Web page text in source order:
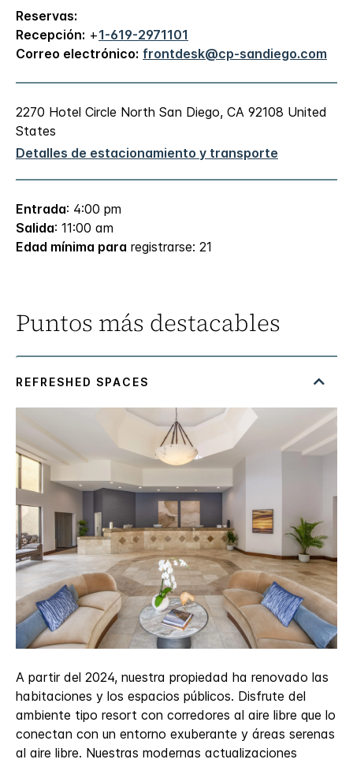
Reservas:
Recepción: +1-619-2971101
Correo electrónico: frontdesk@cp-sandiego.com
2270 Hotel Circle North San Diego, CA 92108 United
States
Detalles de estacionamiento y transporte
Entrada: 4:00 pm
Salida: 11:00 am
Edad mínima para registrarse: 21
Puntos más destacables
A partir del 2024, nuestra propiedad ha renovado las
habitaciones y los espacios públicos. Disfrute del
ambiente tipo resort con corredores al aire libre que lo
conectan con un entorno exuberante y áreas serenas
al aire libre. Nuestras modernas actualizaciones